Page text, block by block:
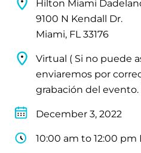
Hilton Miami
9100 N Kendall Dr.
Miami, FL 33176
Virtual ( Si no puede
enviaremos por
grabación del evento.
December 3, 2022
10:00 am to 12:00 pm